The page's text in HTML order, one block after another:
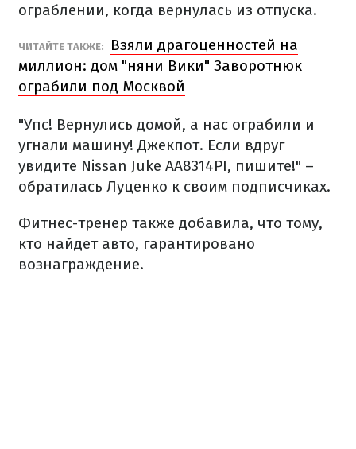
ограблении, когда вернулась из отпуска.
ЧИТАЙТЕ ТАКЖЕ:
Взяли драгоценностей на
миллион: дом "няни Вики" Заворотнюк
ограбили под Москвой
"Упс! Вернулись домой, а нас ограбили и
угнали машину! Джекпот. Если вдруг
увидите Nissan Juke АА8314PI, пишите!" –
обратилась Луценко к своим подписчиках.
Фитнес-тренер также добавила, что тому,
кто найдет авто, гарантировано
вознаграждение.